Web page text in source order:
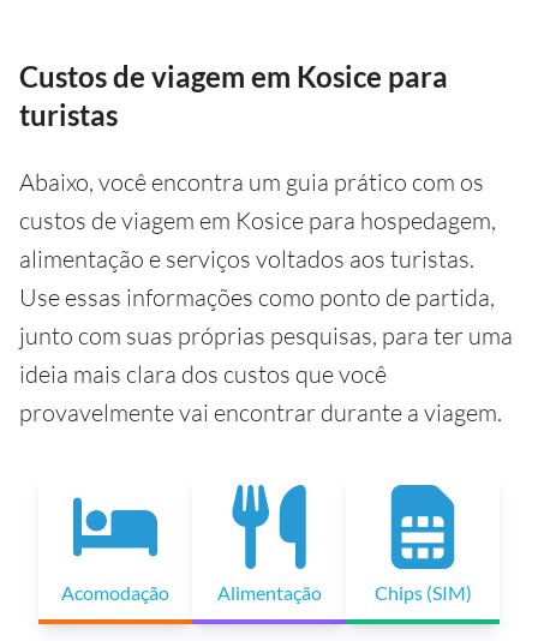
Custos de viagem em Kosice para
turistas
Abaixo, você encontra um guia prático com os
custos de viagem em Kosice para hospedagem,
alimentação e serviços voltados aos turistas.
Use essas informações como ponto de partida,
junto com suas próprias pesquisas, para ter uma
ideia mais clara dos custos que você
provavelmente vai encontrar durante a viagem.
Acomodação Alimentação Chips (SIM)